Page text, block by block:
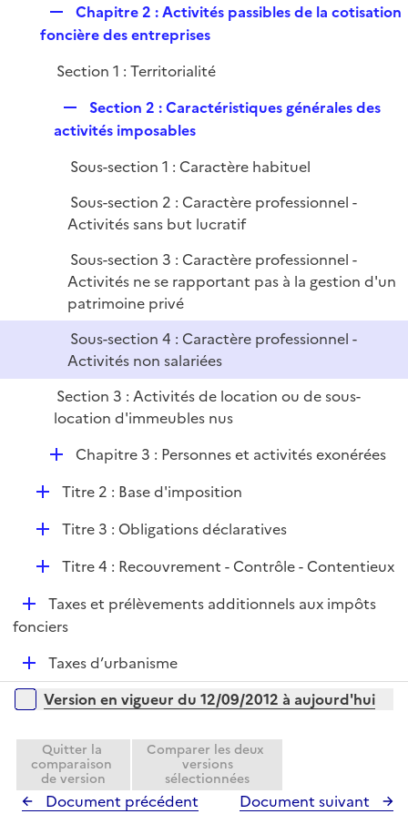
r
e
r
p
l
e
r
e
l
r
Chapitre 2 : Activités passibles de la cotisation
foncière des entreprises
Section 1 : Territorialité
e
l
Section 2 : Caractéristiques générales des
activités imposables
Sous-section 1 : Caractère habituel
Sous-section 2 : Caractère professionnel -
Activités sans but lucratif
Sous-section 3 : Caractère professionnel -
Activités ne se rapportant pas à la gestion d'un
patrimoine privé
Sous-section 4 : Caractère professionnel -
Activités non salariées
Section 3 : Activités de location ou de sous-
location d'immeubles nus
D
p
l
i
e
Chapitre 3 : Personnes et activités exonérées
D
e
r
Titre 2 : Base d'imposition
D
l
i
e
r
Titre 3 : Obligations déclaratives
D
p
l
i
e
r
Titre 4 : Recouvrement - Contrôle - Contentieux
D
é
e
r
Taxes et prélèvements additionnels aux impôts
fonciers
D
é
p
e
r
Taxes d’urbanisme
Versions sur la période
Version en vigueur du 12/09/2012 à aujourd'hui
Quitter la
comparaison
de version
Comparer les deux
versions
sélectionnées
Document précédent Document suivant